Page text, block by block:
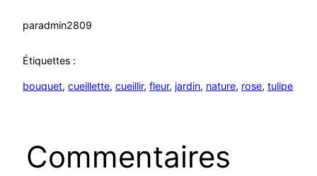
paradmin2809
Étiquettes :
bouquet, cueillette, cueillir, fleur, jardin, nature, rose, tulipe
Commentaires